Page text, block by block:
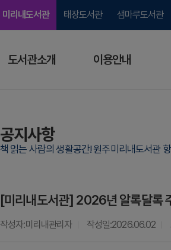
미리내도서관 태장도서관 샘마루도서관
도서관소개 이용안내
공지사항
책 읽는 사람의 생활공간! 원주미리내도서관
[미리내도서관] 2026년 알록달록
작성자 미리내관리자 작성일 2026.06.02